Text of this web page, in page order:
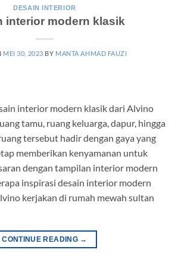
DESAIN INTERIOR
interior modern klasik
MEI 30, 2023 BY MANTA AHMAD FAUZI
interior modern klasik dari Alvino
tamu, ruang keluarga, dapur, hingga
tersebut hadir dengan gaya yang
memberikan kenyamanan untuk
dengan tampilan interior modern
inspirasi desain interior modern
kerjakan di rumah mewah sultan
CONTINUE READING →